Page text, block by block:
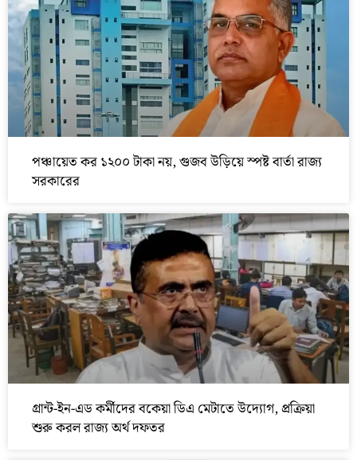
পঞ্চায়েত কর ১২০০ টাকা নয়, গুজব উড়িয়ে স্পষ্ট বার্তা রাজ্য
সরকারের
গ্রান্ট-ইন-এড কর্মীদের বকেয়া ডিএ মেটাতে উদ্যোগ, প্রক্রিয়া
শুরু করল রাজ্য অর্থ দফতর